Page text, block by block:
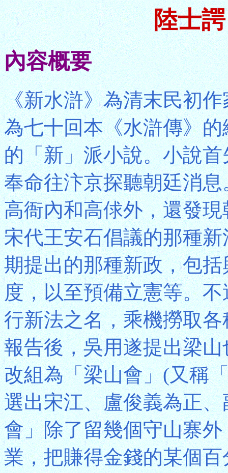
陸士
內容概要
《新水滸》為清末民初
為七十回本《水滸傳》
的「新」派小說。小說
奉命往汴京探聽朝廷消
高衙內和高俅外，還發
宋代王安石倡議的那種
期提出的那種新政，包
度，以至預備立憲等。
行新法之名，乘機撈取
報告後，吳用遂提出梁
改組為「梁山會」(又稱
選出宋江、盧俊義為正
會」除了留幾個守山寨
業，把賺得金錢的某個